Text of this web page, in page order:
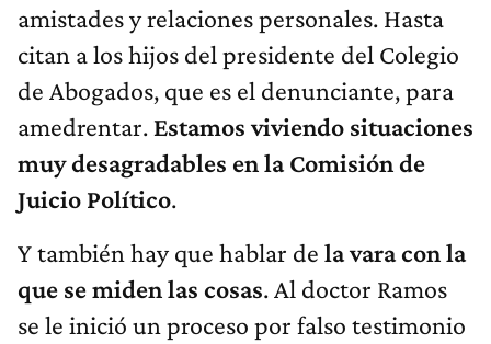
amistades y relaciones personales. Hasta
citan a los hijos del presidente del Colegio
de Abogados, que es el denunciante, para
amedrentar. Estamos viviendo situaciones
muy desagradables en la Comisión de
Juicio Político.
Y también hay que hablar de la vara con la
que se miden las cosas. Al doctor Ramos
se le inició un proceso por falso testimonio